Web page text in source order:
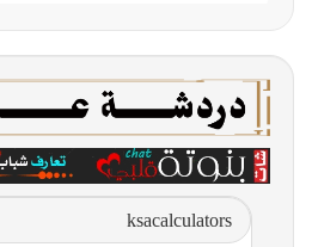
ksacalculators